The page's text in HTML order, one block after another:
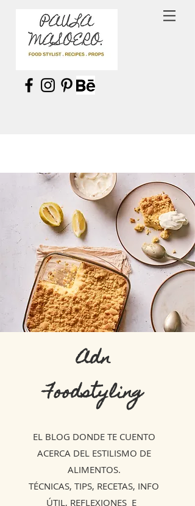
Adn
Foodstyling
EL BLOG DONDE TE CUENTO
ACERCA DEL ESTILISMO DE
ALIMENTOS.
TÉCNICAS, TIPS, RECETAS, INFO
ÚTIL, REFLEXIONES E